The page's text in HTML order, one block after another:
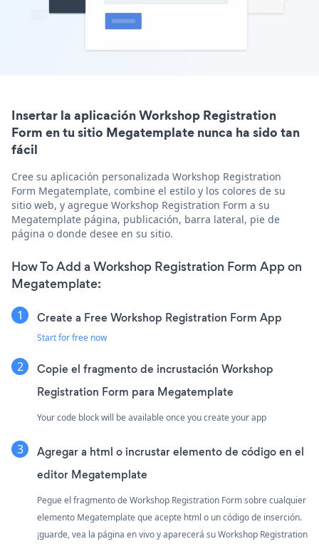
Insertar la aplicación Workshop Registration
Form en tu sitio Megatemplate nunca ha sido tan
fácil
Cree su aplicación personalizada Workshop Registration
Form Megatemplate, combine el estilo y los colores de su
sitio web, y agregue Workshop Registration Form a su
Megatemplate página, publicación, barra lateral, pie de
página o donde desee en su sitio.
How To Add a Workshop Registration Form App on
Megatemplate:
Create a Free Workshop Registration Form App
Start for free now
Copie el fragmento de incrustación Workshop
Registration Form para Megatemplate
Your code block will be available once you create your app
Agregar a html o incrustar elemento de código en el
editor Megatemplate
Pegue el fragmento de Workshop Registration Form sobre cualquier
elemento Megatemplate que acepte html o un código de inserción.
¡guarde, vea la página en vivo y aparecerá su Workshop Registration